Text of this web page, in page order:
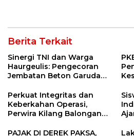
Berita Terkait
Sinergi TNI dan Warga
Haurgeulis: Pengecoran
Jembatan Beton Garuda
Perkuat Integritas dan
Keberkahan Operasi,
Perwira Kilang Balongan
PAJAK DI DEREK PAKSA,